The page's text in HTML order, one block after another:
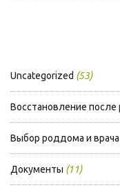
Uncategorized (53)
Восстановление после
Выбор роддома и врача
Документы (11)